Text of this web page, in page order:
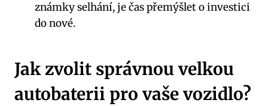
známky selhání, je čas⁤ přemýšlet o investici
do nové.
Jak ⁣zvolit správnou​ velkou‌
autobaterii pro vaše⁣ vozidlo?